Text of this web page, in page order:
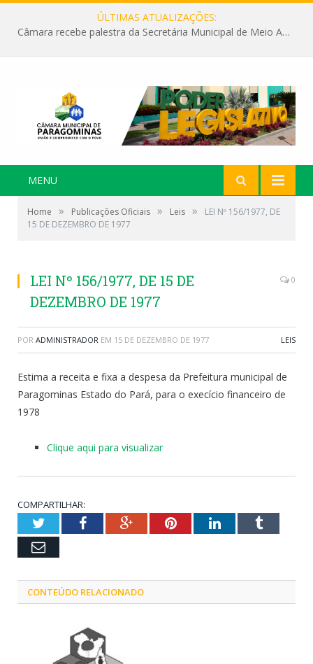
ÚLTIMAS ATUALIZAÇÕES:
Câmara recebe palestra da Secretária Municipal de Meio Ambiente sobre as ações da “SEMANA DO MEIO AMBIENTE”
MENU
Home » Publicações Oficiais » Leis »
LEI Nº 156/1977, DE
15 DE DEZEMBRO DE 1977
LEI Nº 156/1977, DE 15 DE
DEZEMBRO DE 1977
0
POR ADMINISTRADOR EM 15 DE DEZEMBRO DE 1977 LEIS
Estima a receita e fixa a despesa da Prefeitura municipal de
Paragominas Estado do Pará, para o execício financeiro de
1978
Clique aqui para visualizar
COMPARTILHAR:
TwitterFacebookGoogle+PinterestLinkedInTumblr
Email
CONTEÚDO RELACIONADO